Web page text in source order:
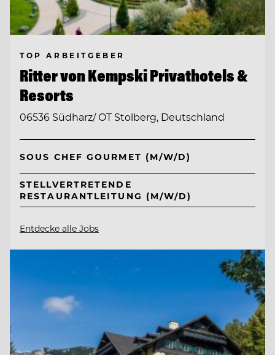
TOP ARBEITGEBER
Ritter von Kempski Privathotels &
Resorts
06536 Südharz/ OT Stolberg, Deutschland
SOUS CHEF GOURMET (M/W/D)
STELLVERTRETENDE
RESTAURANTLEITUNG (M/W/D)
Entdecke alle Jobs